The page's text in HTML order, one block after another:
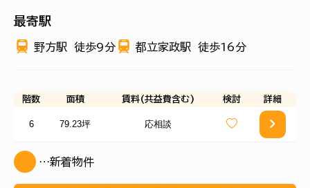
最寄駅
野方駅 徒歩9分 都立家政駅 徒歩16分
階数 面積 賃料(共益費含む) 検討 詳細
6 79.23坪 応相談
…新着物件